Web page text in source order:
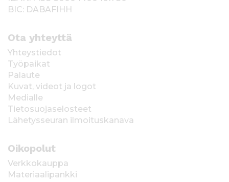
BIC: DABAFIHH
Ota yhteyttä
Yhteystiedot
Työpaikat
Palaute
Kuvat, videot ja logot
Medialle
Tietosuojaselosteet
Lähetysseuran ilmoituskanava
Oikopolut
Verkkokauppa
Materiaalipankki